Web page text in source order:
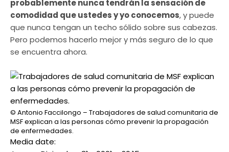
probablemente nunca tendrán la sensación de
comodidad que ustedes y yo conocemos, y puede
que nunca tengan un techo sólido sobre sus cabezas.
Pero podemos hacerlo mejor y más seguro de lo que
se encuentra ahora.
© Antonio Faccilongo – Trabajadores de salud comunitaria de
MSF explican a las personas cómo prevenir la propagación
de enfermedades.
Media date: